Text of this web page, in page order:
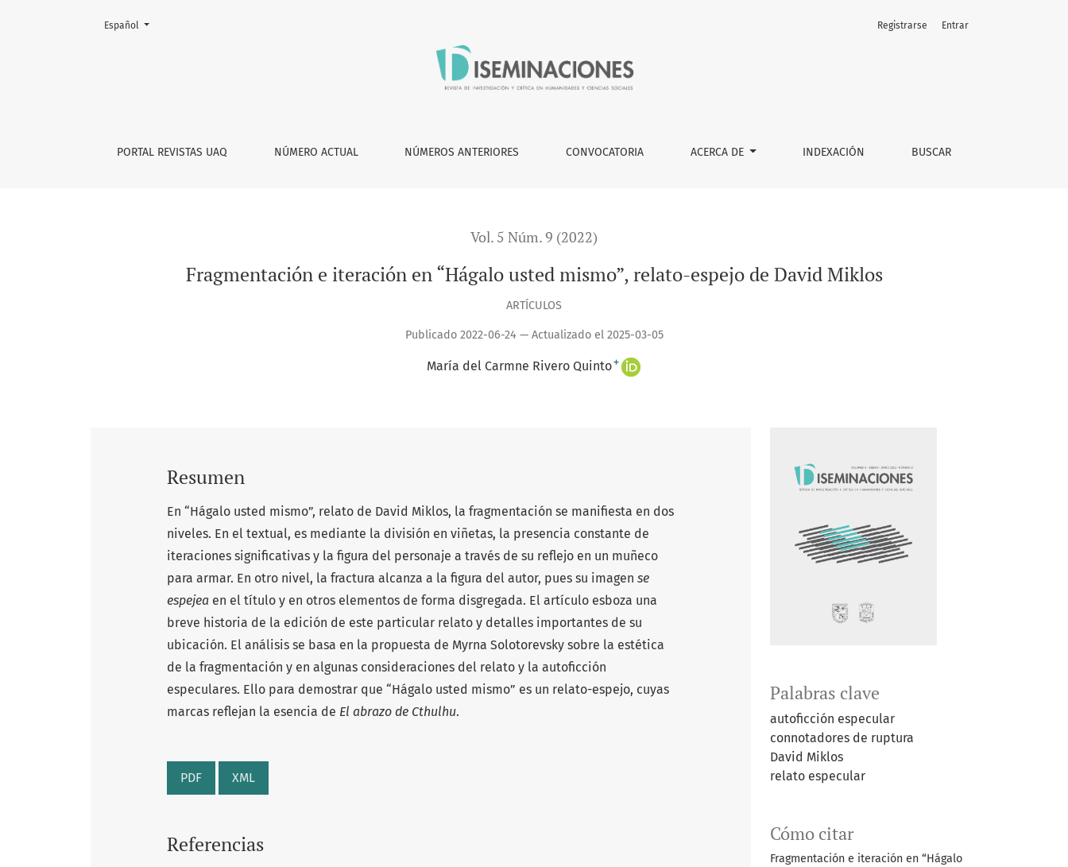
Fragmentación e iteración en “Hágalo usted mismo”, relato-espejo de David Miklos
PORTAL REVISTAS UAQ NÚMERO ACTUAL NÚMEROS ANTERIORES CONVOCATORIA ACERCA DE INDEXACIÓN BUSCAR
Registrarse Entrar
Cambiar el idioma. El actual es:
Español
Vol. 5 Núm. 9 (2022)
Fragmentación e iteración en “Hágalo usted mismo”, relato-espejo de David Miklos
ARTÍCULOS
Publicado 2022-06-24 — Actualizado el 2025-03-05
María del Carmne Rivero Quinto+
Palabras clave
autoficción especular
connotadores de ruptura
David Miklos
relato especular
Cómo citar
Fragmentación e iteración en “Hágalo
Resumen
En “Hágalo usted mismo”, relato de David Miklos, la fragmentación se manifiesta en dos
niveles. En el textual, es mediante la división en viñetas, la presencia constante de
iteraciones significativas y la figura del personaje a través de su reflejo en un muñeco
para armar. En otro nivel, la fractura alcanza a la figura del autor, pues su imagen se
espejea en el título y en otros elementos de forma disgregada. El artículo esboza una
breve historia de la edición de este particular relato y detalles importantes de su
ubicación. El análisis se basa en la propuesta de Myrna Solotorevsky sobre la estética
de la fragmentación y en algunas consideraciones del relato y la autoficción
especulares. Ello para demostrar que “Hágalo usted mismo” es un relato-espejo, cuyas
marcas reflejan la esencia de El abrazo de Cthulhu.
PDF XML
Referencias